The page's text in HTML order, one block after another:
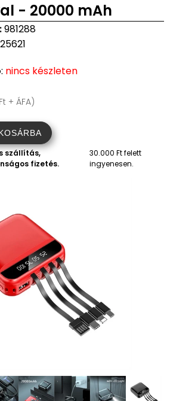
- 20000 mAh
981288
: nincs készleten
+ ÁFA)
szállítás,
fizetés.
30.000 Ft felett
ingyenesen.